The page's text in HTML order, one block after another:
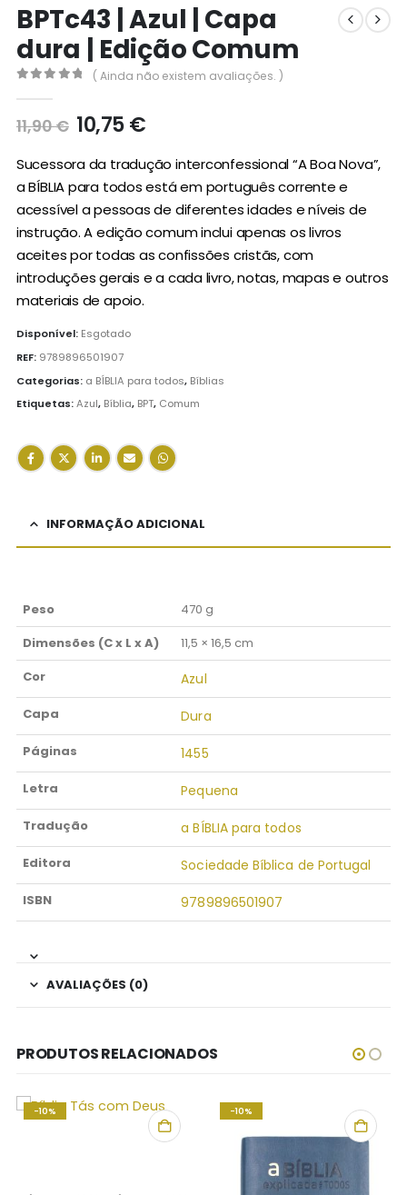
BPTc43 | Azul | Capa
dura | Edição Comum
( Ainda não existem avaliações. )
11,90€ O
preço
original
era:
11,90 €.
10,75€O
atual
é:
10,75 €.
Sucessora da tradução interconfessional “A Boa Nova”,
a BÍBLIA para todos está em português corrente e
acessível a pessoas de diferentes idades e níveis de
instrução. A edição comum inclui apenas os livros
aceites por todas as confissões cristãs, com
introduções gerais e a cada livro, notas, mapas e outros
materiais de apoio.
Disponível: Esgotado
REF: 9789896501907
Categorias: a BÍBLIA para todos, Bíblias
Etiquetas:Azul, Bíblia, BPT, Comum
INFORMAÇÃO ADICIONAL
Peso
470 g
Dimensões (C x L x A)
11,5 × 16,5 cm
Cor
Azul
Capa Dura
Páginas 1455
Letra Pequena
Tradução a BÍBLIA para todos
Editora Sociedade Bíblica de Portugal
ISBN 9789896501907
AVALIAÇÕES (0)
PRODUTOS RELACIONADOS
-10% -10%